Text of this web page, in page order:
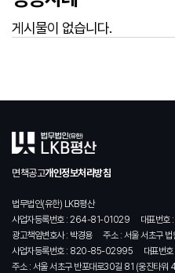
게시물이 없습니다.
면책공고개인정보처리방침
법무법인(유한) LKB평산
사업자등록번호 : 264-81-01029
대표번
광고책임변호사 : 박경용
주소 : 서울 서초구
사업자등록번호 : 820-85-02995
대표번
주소 : 서울 서초구 반포대로30길 81 (웅진타워